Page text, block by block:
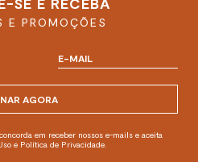
E PROMOÇÕES
AGORA
em receber nossos e-mails e aceita
e Política de Privacidade.